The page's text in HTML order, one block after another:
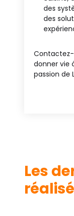
des
des
Contactez-
donner vie
passion de
Les